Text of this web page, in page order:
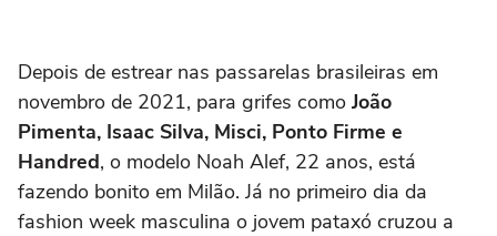
Depois de estrear nas passarelas brasileiras em
novembro de 2021, para grifes como João
Pimenta, Isaac Silva, Misci, Ponto Firme e
Handred, o modelo Noah Alef, 22 anos, está
fazendo bonito em Milão. Já no primeiro dia da
fashion week masculina o jovem pataxó cruzou a